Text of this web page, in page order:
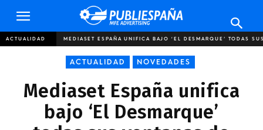
Publiespaña
ACTUALIDAD MEDIASET ESPAÑA UNIFICA BAJO ‘EL DESMARQUE’ TODAS
ACTUALIDAD NOVEDADES
Mediaset España unifica
bajo ‘El Desmarque’